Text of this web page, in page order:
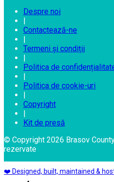
Despre noi
|
Contactează-ne
|
Termeni și condiții
|
Politica de
|
Politica de cookie-uri
|
Copyright
|
Kit de presă
© Copyright 2026 Brasov
rezervate
❤️ Designed, built, maintained &